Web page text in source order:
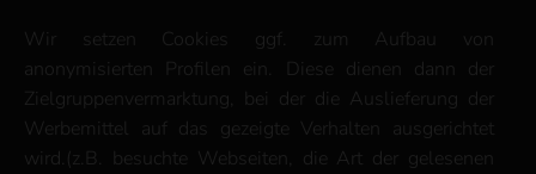
Wir setzen Cookies ggf. zum Aufbau von
anonymisierten Profilen ein. Diese dienen dann der
Zielgruppenvermarktung, bei der die Auslieferung der
Werbemittel auf das gezeigte Verhalten ausgerichtet
wird.(z.B. besuchte Webseiten, die Art der gelesenen